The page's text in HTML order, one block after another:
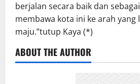
berjalan secara baik dan
membawa kota ini ke arah yang
maju.”tutup Kaya (*)
ABOUT THE AUTHOR